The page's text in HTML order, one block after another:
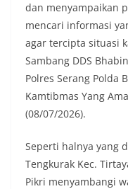
dan menyampaikan
mencari informasi
agar tercipta situasi
Sambang DDS
Polres Serang Polda
Kamtibmas Yang
(08/07/2026).
Seperti halnya yang
Tengkurak Kec.
Pikri menyambangi